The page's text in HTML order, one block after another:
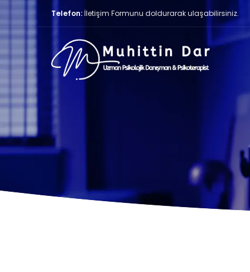
Telefon:İletişim Formunu doldurarak ulaşabilirsiniz.